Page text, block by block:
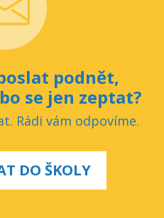
podnět,
se jen zeptat?
Rádi vám odpovíme.
DO ŠKOLY